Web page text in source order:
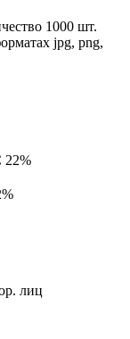
1000 шт.
jpg, png,
22%
лиц